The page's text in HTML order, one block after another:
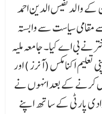
وا لد نفیس الدین احمد
مقامی سیاست سے وابستہ
نے بی اے کیا۔ جامعہ ملیہ
اکنامکس (آنرز ) اور
کرنے کے بعد انہوں نے
پارٹی کے ساتھ اپنے